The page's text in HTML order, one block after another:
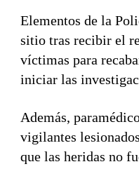
Elementos de la
sitio tras recibir el
víctimas para
iniciar las
Además,
vigilantes
que las heridas no